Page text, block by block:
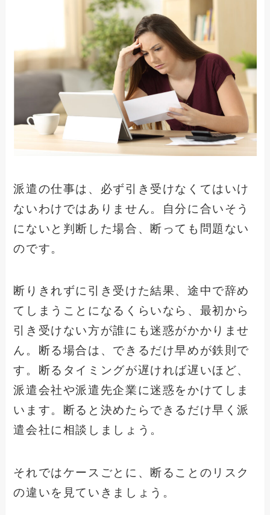
派遣の仕事は、必ず引き受けなくてはいけ
ないわけではありません。自分に合いそう
にないと判断した場合、断っても問題ない
のです。
断りきれずに引き受けた結果、途中で辞め
てしまうことになるくらいなら、最初から
引き受けない方が誰にも迷惑がかかりませ
ん。断る場合は、できるだけ早めが鉄則で
す。断るタイミングが遅ければ遅いほど、
派遣会社や派遣先企業に迷惑をかけてしま
います。断ると決めたらできるだけ早く派
遣会社に相談しましょう。
それではケースごとに、断ることのリスク
の違いを見ていきましょう。